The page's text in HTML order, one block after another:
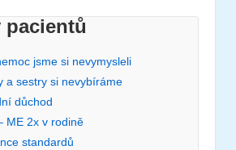
pacientů
jsme si nevymysleli
a sestry si nevybíráme
důchod
ME 2x v rodině
standardů